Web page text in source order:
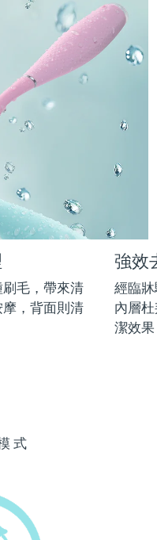
毛，帶來清
，背面則清
強效
經臨
內層
潔效
式
Prep Gel
gelSolution
gel
treatment
essentials
Scalp
Set
& 18% PAP gel
Gel
預計送達日期 11/08/2026
預計送達日期08/08/2026
預計送達日期 10/08/2026
預計送達日期 12/08/2026
預計送達日期
預計送達日期13/08/2026
15/08/2026
預計送達日期12/08/2026
預計送達日期